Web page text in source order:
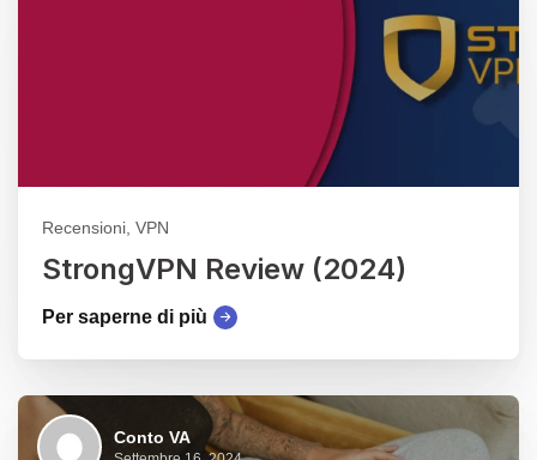
Recensioni, VPN
StrongVPN Review (2024)
Per saperne di più
Conto VA